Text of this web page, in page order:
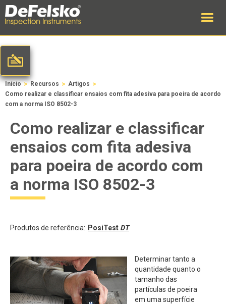
Início > Recursos > Artigos >
Como realizar e classificar ensaios com fita adesiva para poeira de acordo
com a norma ISO 8502-3
Como realizar e classificar
ensaios com fita adesiva
para poeira de acordo com
a norma ISO 8502-3
Produtos de referência: PosiTest DT
Determinar tanto a
quantidade quanto o
tamanho das
partículas de poeira
em uma superfície